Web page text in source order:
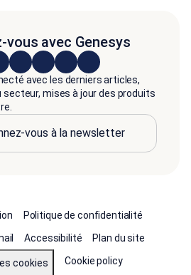
vous avec Genesys
avec les derniers articles,
secteur, mises à jour des produits
vous à la newsletter
Politique de confidentialité
Accessibilité Plan du site
cookies Cookie policy